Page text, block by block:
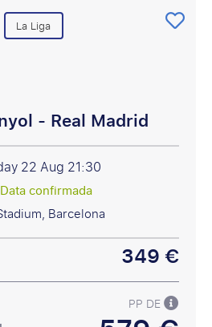
La Liga
- Real Madrid
22 Aug 21:30
Data confirmada
Barcelona
349 €
PP DE